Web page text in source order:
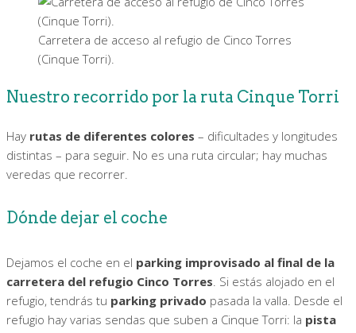
Carretera de acceso al refugio de Cinco Torres
(Cinque Torri).
Nuestro recorrido por la ruta Cinque Torri
Hay rutas de diferentes colores – dificultades y longitudes
distintas – para seguir. No es una ruta circular; hay muchas
veredas que recorrer.
Dónde dejar el coche
Dejamos el coche en el parking improvisado al final de la
carretera del refugio Cinco Torres . Si estás alojado en el
refugio, tendrás tu parking privado pasada la valla. Desde el
refugio hay varias sendas que suben a Cinque Torri: la pista